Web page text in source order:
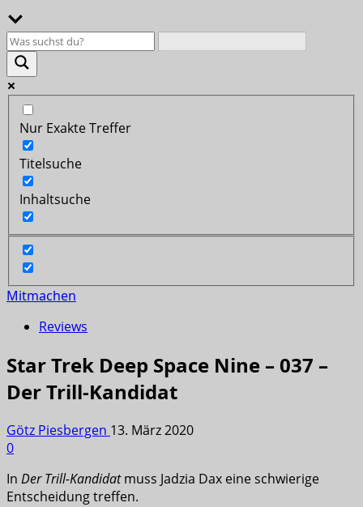
Nur Exakte Treffer
Titelsuche
Inhaltsuche
Mitmachen
Reviews
Star Trek Deep Space Nine – 037 –
Der Trill-Kandidat
Götz Piesbergen 13. März 2020
0
In Der Trill-Kandidatmuss Jadzia Dax eine schwierige
Entscheidung treffen.